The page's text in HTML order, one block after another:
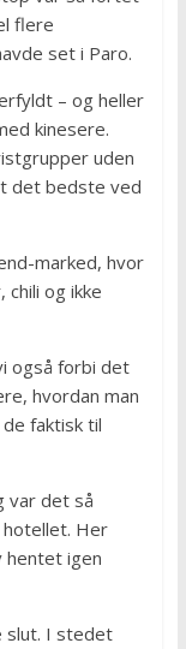
flere
set i Paro.
– og heller
kinesere.
uden
det bedste ved
marked, hvor
og ikke
også forbi det
hvordan man
faktisk til
var det så
Her
hentet igen
slut. I stedet